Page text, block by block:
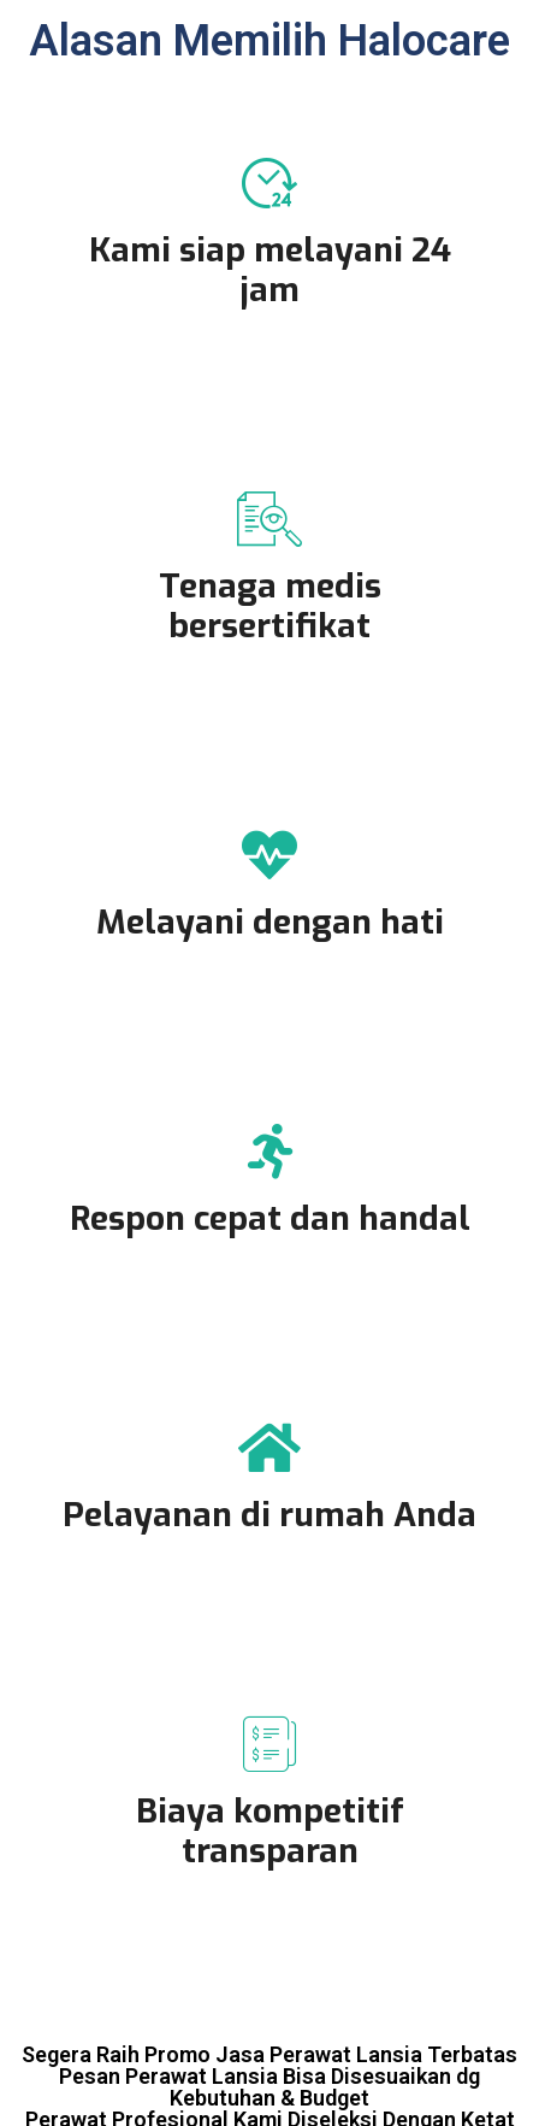
Alasan Memilih Halocare
Kami siap melayani 24
jam
Tenaga medis
bersertifikat
Melayani dengan hati
Respon cepat dan handal
Pelayanan di rumah Anda
Biaya kompetitif
transparan
Segera Raih Promo Jasa Perawat Lansia Terbatas
Pesan Perawat Lansia Bisa Disesuaikan dg
Kebutuhan & Budget
Perawat Profesional Kami Diseleksi Dengan Ketat